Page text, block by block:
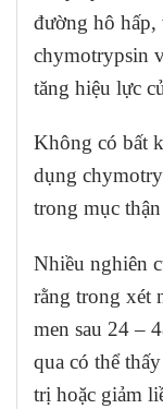
đường hô
chymotrypsin
tăng hiệu lực
Không có bất
dụng
trong mục
Nhiều nghiên
rằng trong xét
men sau 24 –
qua có thể
trị hoặc giảm